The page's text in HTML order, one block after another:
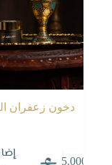
دخون زعفران
5.000